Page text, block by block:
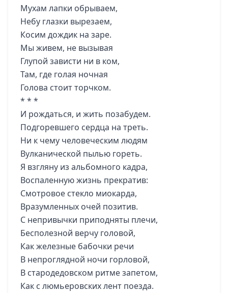
Мухам лапки обрываем,
Небу глазки вырезаем,
Косим дождик на заре.
Мы живем, не вызывая
Глупой зависти ни в ком,
Там, где голая ночная
Голова стоит торчком.
* * *
И рождаться, и жить позабудем.
Подгоревшего сердца на треть.
Ни к чему человеческим людям
Вулканической пылью гореть.
Я взгляну из альбомного кадра,
Воспаленную жизнь прекратив:
Смотровое стекло миокарда,
Вразумленных очей позитив.
С непривычки приподняты плечи,
Бесполезной верчу головой,
Как железные бабочки речи
В непроглядной ночи горловой,
В стародедовском ритме запетом,
Как с люмьеровских лент поезда.